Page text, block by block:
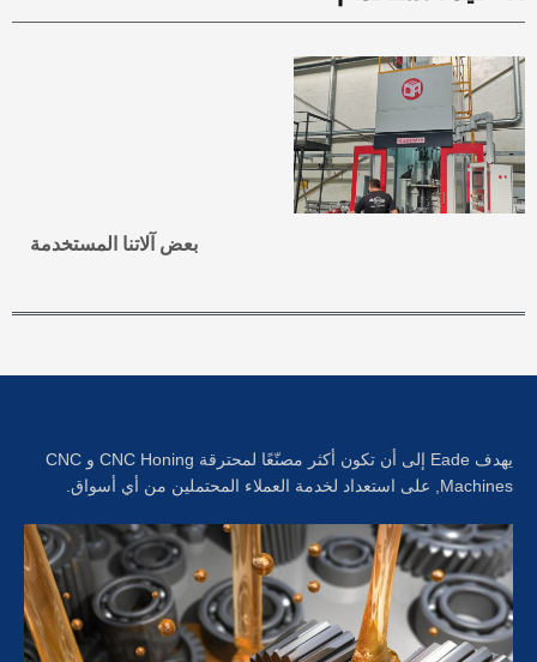
بعض آلاتنا المستخدمة
يهدف Eade إلى أن تكون أكثر مصنّعًا لمحترقة CNC Honing و CNC
Machines, على استعداد لخدمة العملاء المحتملين من أي أسواق.